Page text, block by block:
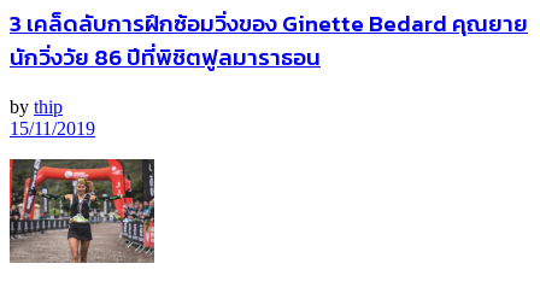
3 เคล็ดลับการฝึกซ้อมวิ่งของ Ginette Bedard คุณยาย
นักวิ่งวัย 86 ปีที่พิชิตฟูลมาราธอน
by thip
15/11/2019